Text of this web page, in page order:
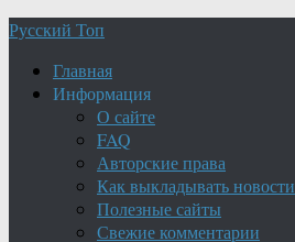
Русский Топ
Главная
Информация
О сайте
FAQ
Авторские права
Как выкладывать новости
Полезные сайты
Свежие комментарии